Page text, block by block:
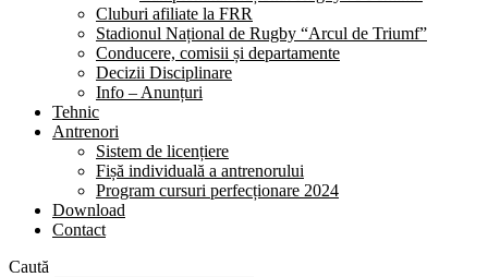
Cluburi afiliate la FRR
Stadionul Național de Rugby “Arcul de Triumf”
Conducere, comisii și departamente
Decizii Disciplinare
Info – Anunțuri
Tehnic
Antrenori
Sistem de licențiere
Fișă individuală a antrenorului
Program cursuri perfecționare 2024
Download
Contact
Caută